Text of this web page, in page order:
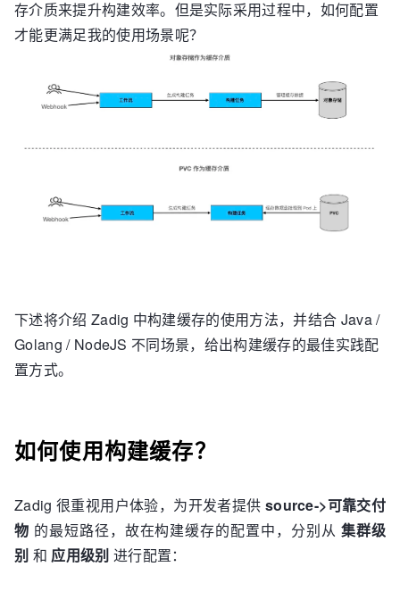
存介质来提升构建效率。但是实际采用过程中，如何配置
才能更满足我的使用场景呢？
下述将介绍 Zadig 中构建缓存的使用方法，并结合 Java /
Golang / NodeJS 不同场景，给出构建缓存的最佳实践配
置方式。
如何使用构建缓存？
Zadig 很重视用户体验，为开发者提供 source->可靠交付
物 的最短路径，故在构建缓存的配置中，分别从 集群级
别 和 应用级别 进行配置：